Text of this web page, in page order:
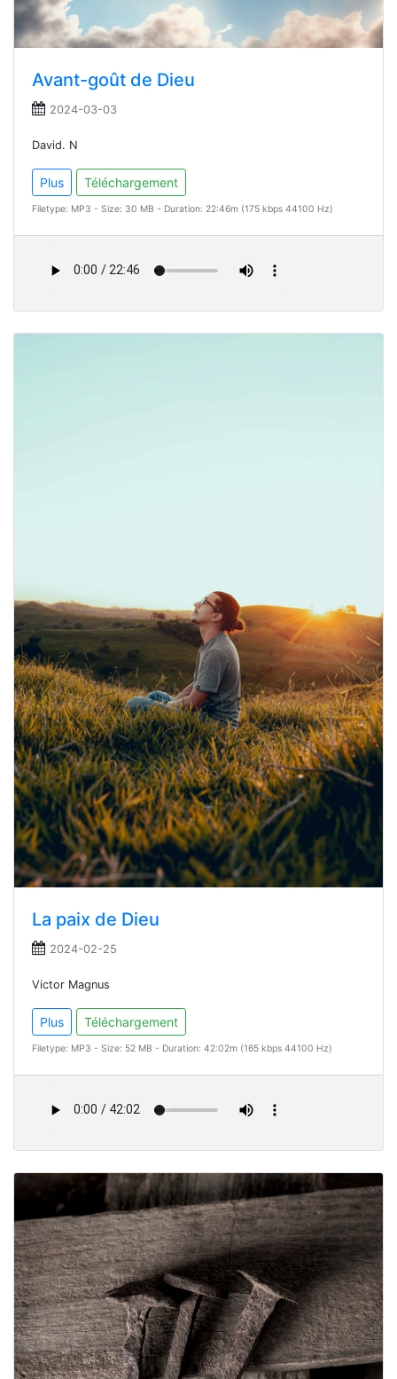
Avant-goût de Dieu
2024-03-03
David. N
Plus Téléchargement
Filetype: MP3 - Size: 30 MB - Duration: 22:46m (175 kbps 44100 Hz)
La paix de Dieu
2024-02-25
Victor Magnus
Plus Téléchargement
Filetype: MP3 - Size: 52 MB - Duration: 42:02m (165 kbps 44100 Hz)